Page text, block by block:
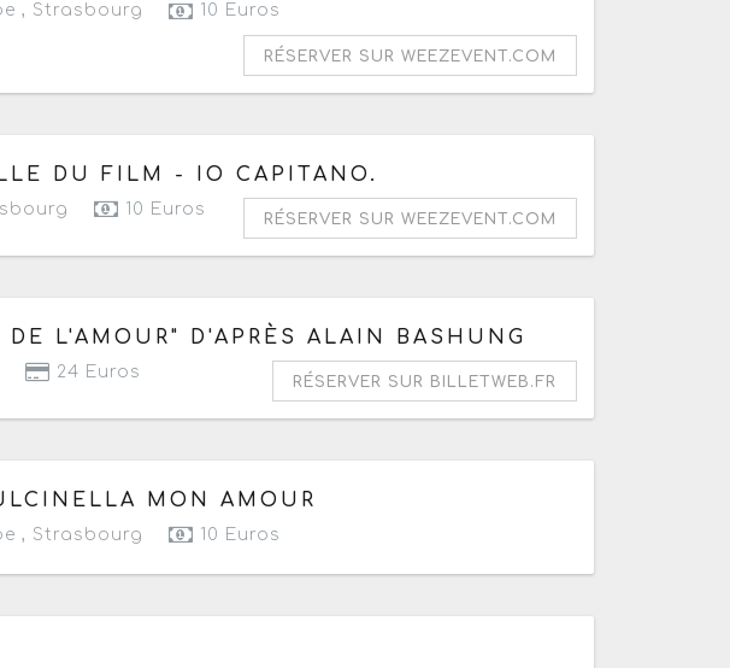
, Strasbourg 10 Euros
RÉSERVER SUR WEEZEVENT.COM
DU FILM - IO CAPITANO.
10 Euros
RÉSERVER SUR WEEZEVENT.COM
21h30L'AMOUR" D'APRÈS ALAIN BASHUNG
24 Euros
RÉSERVER SUR BILLETWEB.FR
20h MON AMOUR
, Strasbourg 10 Euros